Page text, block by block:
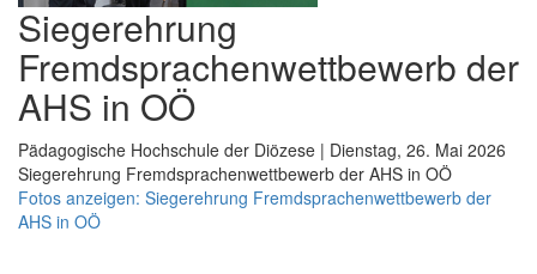
Siegerehrung
Fremdsprachenwettbewerb der
AHS in OÖ
Pädagogische Hochschule der Diözese | Dienstag, 26. Mai 2026
Siegerehrung Fremdsprachenwettbewerb der AHS in OÖ
Fotos anzeigen: Siegerehrung Fremdsprachenwettbewerb der
AHS in OÖ